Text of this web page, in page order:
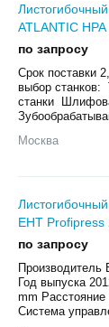
ATLANTIC
по запросу
Срок поставки
выбор станков:
станки
Москва
EHT
по запросу
Год выпуска
mm
Система